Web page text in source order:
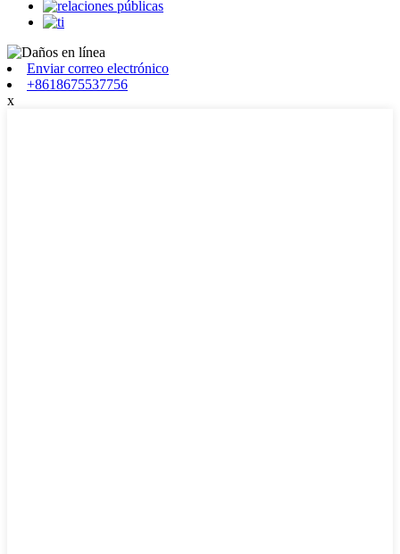
Enviar correo electrónico
+8618675537756
x